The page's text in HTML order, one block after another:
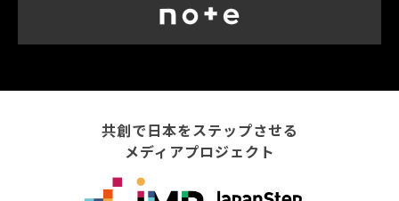
共創で日本をステップさせる
メディアプロジェクト